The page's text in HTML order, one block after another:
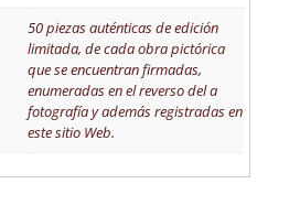
50 piezas auténticas de edición
limitada, de cada obra pictórica
que se encuentran firmadas,
enumeradas en el reverso del a
fotografía y además registradas en
este sitio Web.